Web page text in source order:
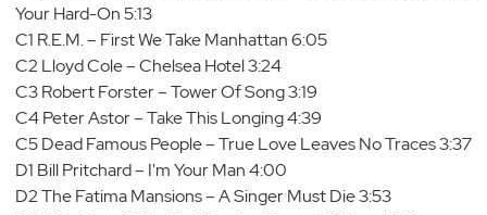
Your Hard-On 5:13
C1 R.E.M. – First We Take Manhattan 6:05
C2 Lloyd Cole – Chelsea Hotel 3:24
C3 Robert Forster – Tower Of Song 3:19
C4 Peter Astor – Take This Longing 4:39
C5 Dead Famous People – True Love Leaves No Traces 3:37
D1 Bill Pritchard – I'm Your Man 4:00
D2 The Fatima Mansions – A Singer Must Die 3:53